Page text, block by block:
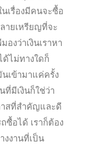
เรื่องมีคนจะซื้อ
ายเหรียญที่จะ
งว่าเงินเราหา
ด้ไม่ทางใดก็
เข้ามาแค่ครั้ง
ที่มีเงินก็ใช่ว่า
สที่สำคัญและดี
ซื้อได้ เราก็ต้อง
งงานที่เป็น